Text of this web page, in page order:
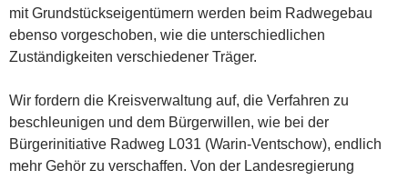
mit Grundstückseigentümern werden beim Radwegebau
ebenso vorgeschoben, wie die unterschiedlichen
Zuständigkeiten verschiedener Träger.
Wir fordern die Kreisverwaltung auf, die Verfahren zu
beschleunigen und dem Bürgerwillen, wie bei der
Bürgerinitiative Radweg L031 (Warin-Ventschow), endlich
mehr Gehör zu verschaffen. Von der Landesregierung